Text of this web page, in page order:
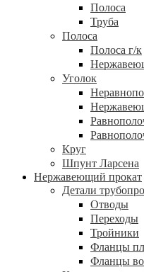
Полоса
Труба
Полоса
Полоса г/к
Уголок
Круг
Шпунт Ларсена
Нержавеющий прокат
Детали
Отводы
Переходы
Тройники
Фланцы
Фланцы